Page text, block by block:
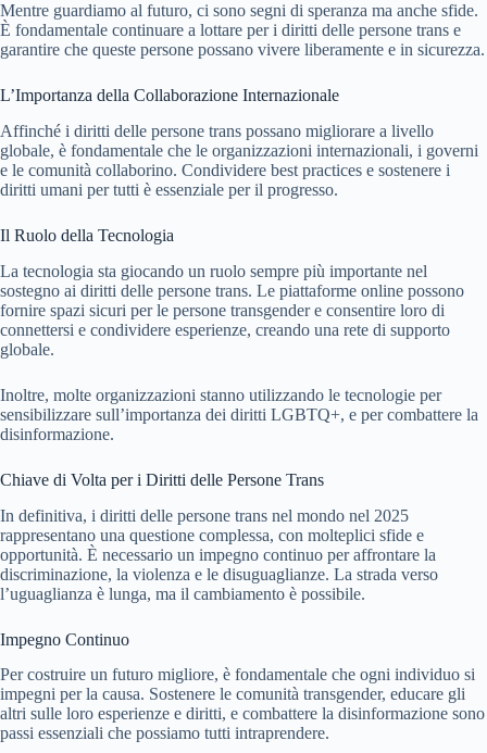
Mentre guardiamo al futuro, ci sono segni di speranza ma anche sfide.
È fondamentale continuare a lottare per i diritti delle persone trans e
garantire che queste persone possano vivere liberamente e in sicurezza.
L’Importanza della Collaborazione Internazionale
Affinché i diritti delle persone trans possano migliorare a livello
globale, è fondamentale che le organizzazioni internazionali, i governi
e le comunità collaborino. Condividere best practices e sostenere i
diritti umani per tutti è essenziale per il progresso.
Il Ruolo della Tecnologia
La tecnologia sta giocando un ruolo sempre più importante nel
sostegno ai diritti delle persone trans. Le piattaforme online possono
fornire spazi sicuri per le persone transgender e consentire loro di
connettersi e condividere esperienze, creando una rete di supporto
globale.
Inoltre, molte organizzazioni stanno utilizzando le tecnologie per
sensibilizzare sull’importanza dei diritti LGBTQ+, e per combattere la
disinformazione.
Chiave di Volta per i Diritti delle Persone Trans
In definitiva, i diritti delle persone trans nel mondo nel 2025
rappresentano una questione complessa, con molteplici sfide e
opportunità. È necessario un impegno continuo per affrontare la
discriminazione, la violenza e le disuguaglianze. La strada verso
l’uguaglianza è lunga, ma il cambiamento è possibile.
Impegno Continuo
Per costruire un futuro migliore, è fondamentale che ogni individuo si
impegni per la causa. Sostenere le comunità transgender, educare gli
altri sulle loro esperienze e diritti, e combattere la disinformazione sono
passi essenziali che possiamo tutti intraprendere.